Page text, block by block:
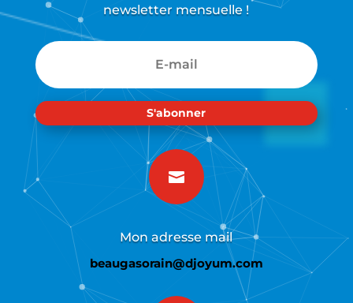
newsletter mensuelle !
S'abonner

Mon adresse mail
beaugasorain@djoyum.com